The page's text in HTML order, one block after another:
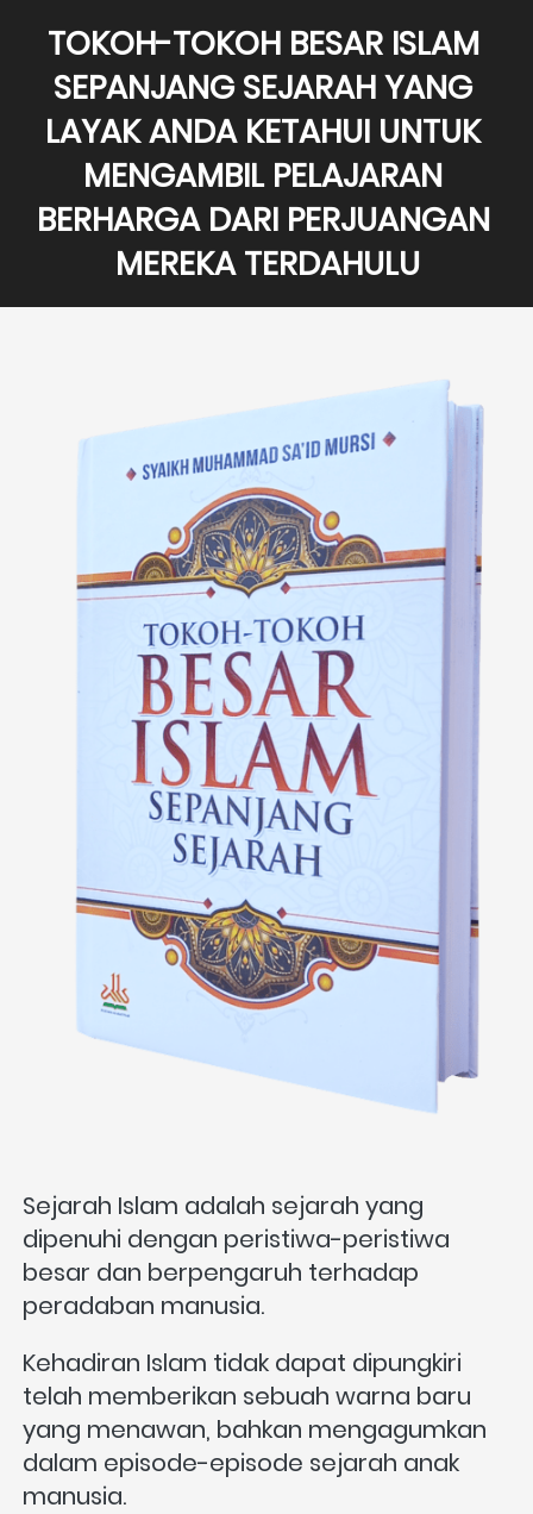
TOKOH-TOKOH BESAR ISLAM
SEPANJANG SEJARAH YANG
LAYAK ANDA KETAHUI UNTUK
MENGAMBIL PELAJARAN
BERHARGA DARI PERJUANGAN
MEREKA TERDAHULU
Sejarah Islam adalah sejarah yang
dipenuhi dengan peristiwa-peristiwa
besar dan berpengaruh terhadap
peradaban manusia.
Kehadiran Islam tidak dapat dipungkiri
telah memberikan sebuah warna baru
yang menawan, bahkan mengagumkan
dalam episode-episode sejarah anak
manusia.